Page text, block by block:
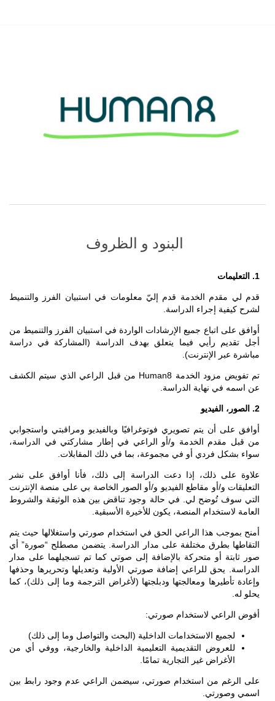
البنود و الظروف
1. التعليمات
قدم لي مقدم الخدمة قدم إليّ معلومات في استبيان الفرز والتنميط
لشرح كيفية إجراء الدراسة.
أوافق على اتباع جميع الإرشادات الواردة في استبيان الفرز والتنميط من
أجل تقديم رأيي فيما يتعلق بهدف الدراسة (المشاركة في دراسة
مباشرة عبر الإنترنت).
تم تفويض مزود الخدمة Human8 من قبل الراعي الذي سيتم الكشف
عن اسمه في نهاية الدراسة.
2. الصور، الفيديو
أوافق على أن يتم تصويري فوتوغرافيًا وبالفيديو ومراقبتي واستجوابي
من قبل مقدم الخدمة و/أو الراعي في إطار مشاركتي في الدراسة،
سواء بشكل فردي أو في مجموعة، بما في ذلك المقابلات.
علاوة على ذلك، إذا دعت الدراسة إلى ذلك، فأنا أوافق على نشر
التعليقات و/أو مقاطع الفيديو و/أو الصور الخاصة بي على منصة الإنترنت
التي سوف تُوضح لي. في حالة وجود تناقض بين هذه الوثيقة والشروط
العامة لاستخدام المنصة، يكون للأخيرة الأسبقية.
أمنح بموجب هذا الراعي الحق في استخدام صورتي واستغلالها حيث يتم
التقاطها بطرق مختلفة على مدار الدراسة. يتضمن مصطلح “صورة” أي
صور ثابتة أو متحركة بالإضافة إلى صوتي كما تم تسجيلهما على مدار
الدراسة. يحق للراعي إضافة صورتي الأولية وتعديلها وتحريرها وحذفها
وإعادة تأطيرها ومعالجتها ودبلجتها (لأغراض الترجمة وما إلى ذلك)، كما
يحلو له.
أفوض الراعي لاستخدام صورتي:
لجميع الاستخدامات الداخلية (البحث والتواصل وما إلى ذلك)
للعروض التقديمية التعليمية الداخلية والخارجية، ووفي أي من
الأغراض غير التجارية تمامًا.
على الرغم من استخدام صورتي، سيضمن الراعي عدم وجود رابط بين
اسمي وصورتي.